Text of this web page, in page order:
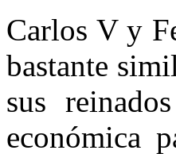
Carlos V y
bastante
sus
económica